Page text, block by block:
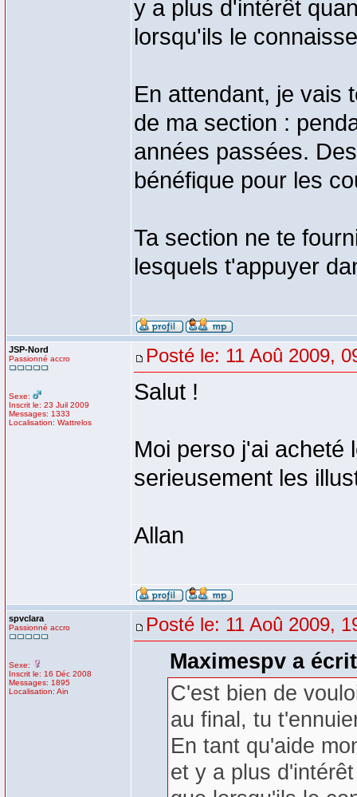
y a plus d'intérêt
lorsqu'ils le
En attendant, je vais
de ma section :
années passées.
bénéfique pour les
Ta section ne te
lesquels t'appuyer
JSP-Nord
Passionné accro
Sexe:
Inscrit le: 23 Juil 2009
Messages: 1333
Localisation: Wattrelos
Posté le: 11 Aoû 2009,
Salut !
Moi perso j'ai acheté
serieusement les
Allan
spvclara
Passionné accro
Sexe:
Inscrit le: 16 Déc 2008
Messages: 1895
Localisation: Ain
Posté le: 11 Aoû 2009,
Maximespv a
C'est bien de
au final, tu
En tant qu'aide
et y a plus